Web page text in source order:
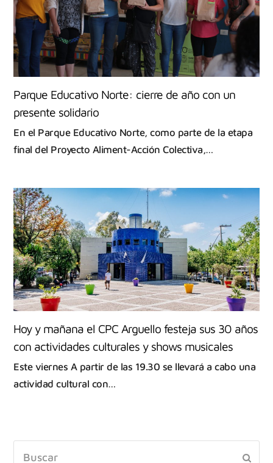
Parque Educativo Norte: cierre de año con un
presente solidario
En el Parque Educativo Norte, como parte de la etapa
final del Proyecto Aliment-Acción Colectiva,…
Hoy y mañana el CPC Arguello festeja sus 30 años
con actividades culturales y shows musicales
Este viernes A partir de las 19.30 se llevará a cabo una
actividad cultural con…